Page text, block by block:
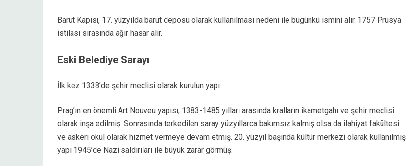
Barut Kapısı, 17. yüzyılda barut deposu olarak kullanılması nedeni ile bugünkü ismini alır. 1757 Prusya
istilası sırasında ağır hasar alır.
Eski Belediye Sarayı
İlk kez 1338’de şehir meclisi olarak kurulun yapı
Prag’ın en önemli Art Nouveu yapısı, 1383-1485 yılları arasında kralların ikametgahı ve şehir meclisi
olarak inşa edilmiş. Sonrasında terkedilen saray yüzyıllarca bakımsız kalmış olsa da ilahiyat fakültesi
ve askeri okul olarak hizmet vermeye devam etmiş. 20. yüzyıl başında kültür merkezi olarak kullanılmış
yapı 1945’de Nazi saldırıları ile büyük zarar görmüş.